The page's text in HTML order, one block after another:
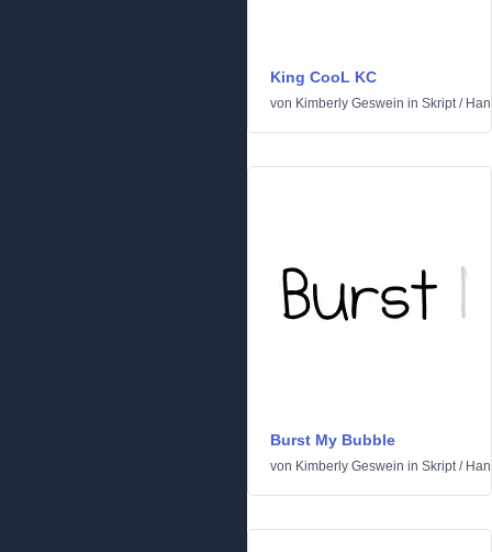
King CooL KC
von Kimberly Geswein in Skript/
Burst My Bubble
von Kimberly Geswein in Skript/